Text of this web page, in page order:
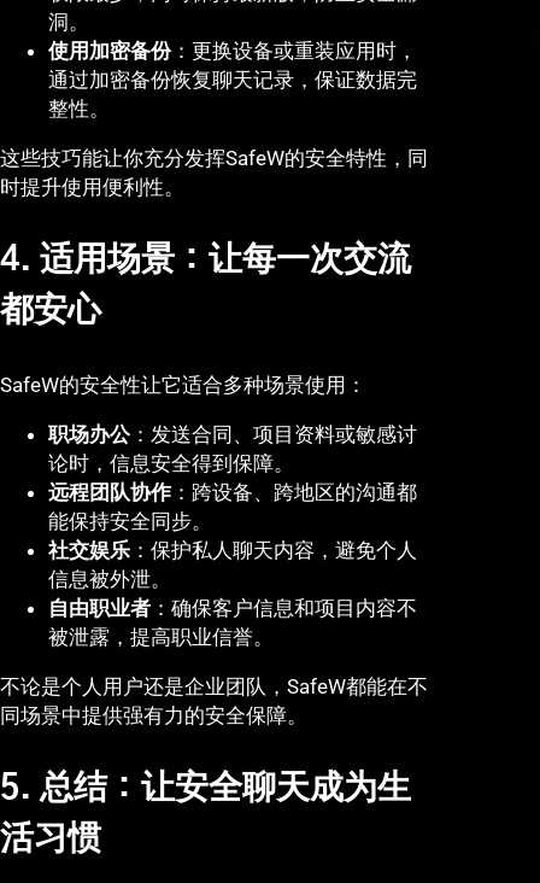
洞。
使用加密备份：更换设备或重装应用时，
通过加密备份恢复聊天记录，保证数据完
整性。
这些技巧能让你充分发挥SafeW的安全特性，同
时提升使用便利性。
4. 适用场景：让每一次交流
都安心
SafeW的安全性让它适合多种场景使用：
职场办公：发送合同、项目资料或敏感讨
论时，信息安全得到保障。
远程团队协作：跨设备、跨地区的沟通都
能保持安全同步。
社交娱乐 ：保护私人聊天内容，避免个人
信息被外泄。
自由职业者 ：确保客户信息和项目内容不
被泄露，提高职业信誉。
不论是个人用户还是企业团队，SafeW都能在不
同场景中提供强有力的安全保障。
5. 总结：让安全聊天成为生
活习惯